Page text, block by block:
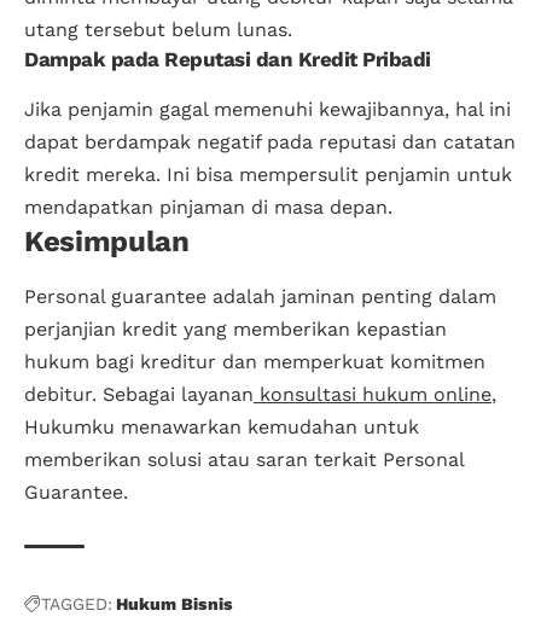
utang tersebut belum lunas.
Dampak pada Reputasi dan Kredit Pribadi
Jika penjamin gagal memenuhi kewajibannya, hal ini
dapat berdampak negatif pada reputasi dan catatan
kredit mereka. Ini bisa mempersulit penjamin untuk
mendapatkan pinjaman di masa depan.
Kesimpulan
Personal guarantee adalah jaminan penting dalam
perjanjian kredit yang memberikan kepastian
hukum bagi kreditur dan memperkuat komitmen
debitur. Sebagai layanan konsultasi hukum online,
Hukumku menawarkan kemudahan untuk
memberikan solusi atau saran terkait Personal
Guarantee.
TAGGED: Hukum Bisnis